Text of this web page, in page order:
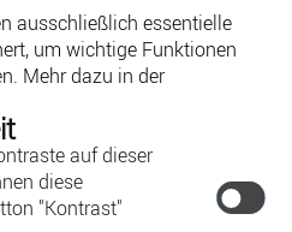
Uhr
Uhr, 13:30 Uhr - 18:00 Uhr
Uhr
Uhr, 13:30 Uhr - 16:00 Uhr
Uhr
ausschließlich essentielle
um wichtige Funktionen
Mehr dazu in der
auf dieser
diese
"Kontrast"